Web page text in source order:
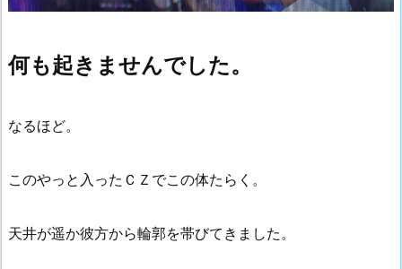
何も起きませんでした。
なるほど。
このやっと入ったＣＺでこの体たらく。
天井が遥か彼方から輪郭を帯びてきました。